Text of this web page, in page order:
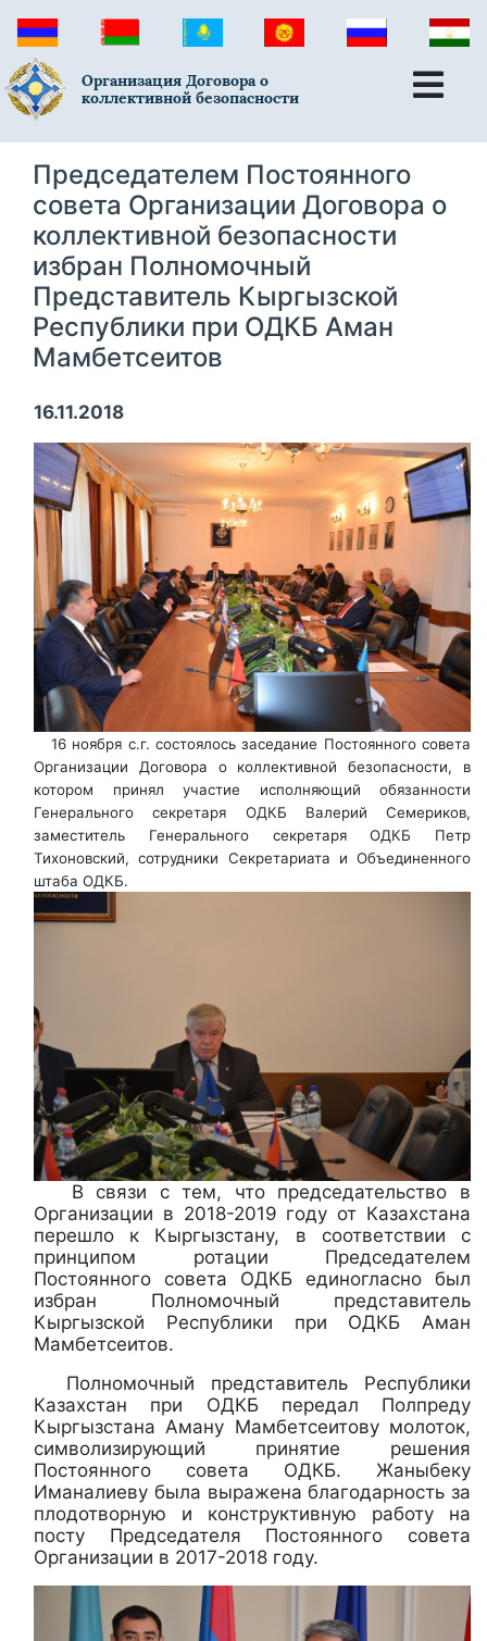
Организация Договора о
коллективной безопасности
Председателем Постоянного
совета Организации Договора о
коллективной безопасности
избран Полномочный
Представитель Кыргызской
Республики при ОДКБ Аман
Мамбетсеитов
16.11.2018
16 ноября с.г. состоялось заседание Постоянного совета
Организации Договора о коллективной безопасности, в
котором принял участие исполняющий обязанности
Генерального секретаря ОДКБ Валерий Семериков,
заместитель Генерального секретаря ОДКБ Петр
Тихоновский, сотрудники Секретариата и Объединенного
штаба ОДКБ.
В связи с тем, что председательство в
Организации в 2018-2019 году от Казахстана
перешло к Кыргызстану, в соответствии с
принципом ротации Председателем
Постоянного совета ОДКБ единогласно был
избран Полномочный представитель
Кыргызской Республики при ОДКБ Аман
Мамбетсеитов.
Полномочный представитель Республики
Казахстан при ОДКБ передал Полпреду
Кыргызстана Аману Мамбетсеитову молоток,
символизирующий принятие решения
Постоянного совета ОДКБ. Жаныбеку
Иманалиеву была выражена благодарность за
плодотворную и конструктивную работу на
посту Председателя Постоянного совета
Организации в 2017-2018 году.